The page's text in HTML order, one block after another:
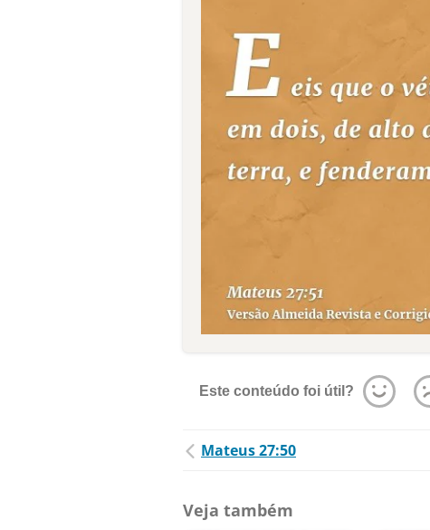
Este conteúdo foi útil?
Mateus 27:50
Veja também